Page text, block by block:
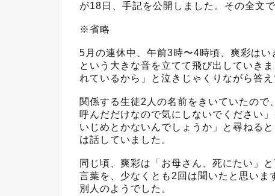
が18日、手記を公開しました。その全文で
※省略
5月の連休中、午前3時〜4時頃、爽彩は
という大きな音を立てて飛び出していき
れているから」と泣きじゃくりながら答え
関係する生徒2人の名前をきいていたの
呼んだだけなので気にしないでください
いじめとかないんでしょうか」と尋ねる
は話していました。
同じ頃、爽彩は「お母さん、死にたい」
言葉を、少なくとも2回は聞いたと思いま
別人のようでした。